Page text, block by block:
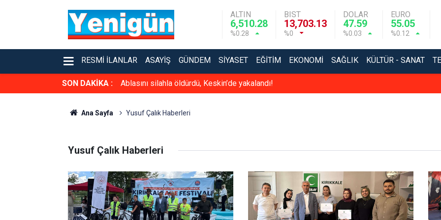
ALTIN
6,510.28
%0.28
BIST
13,703.13
%0
DOLAR
47.59
%0.03
EURO
55.05
%0.12
RESMI İLANLAR ASAYIŞ GÜNDEM SIYASET EĞITIM EKONOMI SAĞLIK KÜLTÜR - SANAT
SON DAKİKA : Ablasını silahla öldürdü, Keskin’de yakalandı!
Ana Sayfa Yusuf Çalık Haberleri
Yusuf Çalık Haberleri